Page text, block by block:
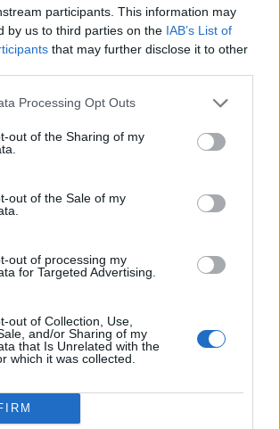
participants. This information may
by us to third parties on the IAB’s List of
that may further disclose it to other
Processing Opt Outs
out of the Sharing of my
out of the Sale of my
out of processing my
for Targeted Advertising.
out of Collection, Use,
and/or Sharing of my
that Is Unrelated with the
which it was collected.
șeful-de-șpăgi al lui Grindeanu!
pantofi. Liderul PSD tremură:
de două decenii, de la
dezimunizată la Bruxelles cu
PSD din Galați susține
în instituțiile publice! „Nu
Pakistan sau Congo. Sunt tot
au dreptul să muncească